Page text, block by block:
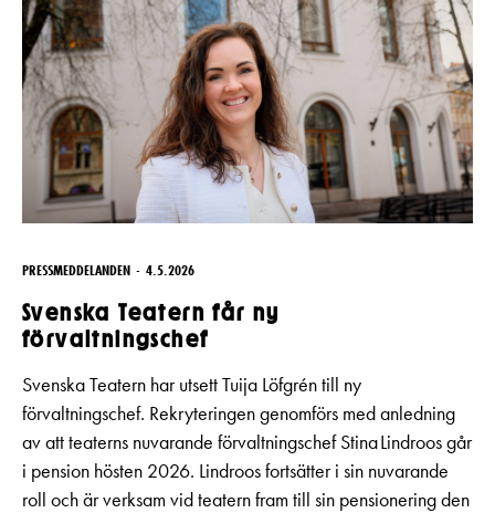
PRESSMEDDELANDEN 4.5.2026
Svenska Teatern får ny
förvaltningschef
Svenska Teatern har utsett Tuija Löfgrén till ny
förvaltningschef. Rekryteringen genomförs med anledning
av att teaterns nuvarande förvaltningschef Stina Lindroos går
i pension hösten 2026. Lindroos fortsätter i sin nuvarande
roll och är verksam vid teatern fram till sin pensionering den